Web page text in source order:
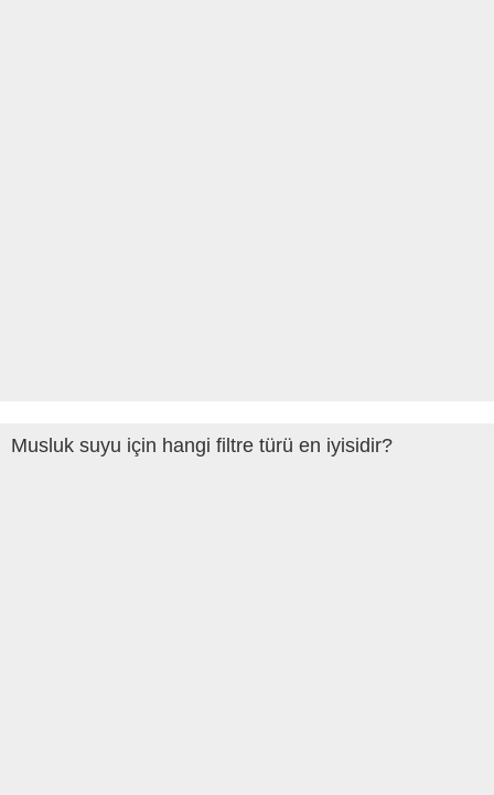
Musluk suyu için hangi filtre türü en iyisidir?